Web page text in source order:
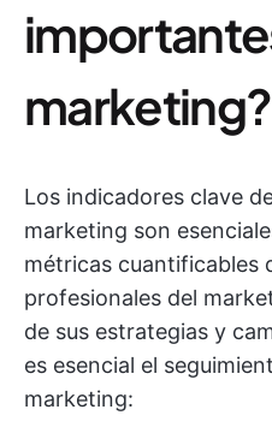
marketing?
Los indicadores clave
marketing son
métricas cuantificables
profesionales del
de sus estrategias y
es esencial el
marketing: